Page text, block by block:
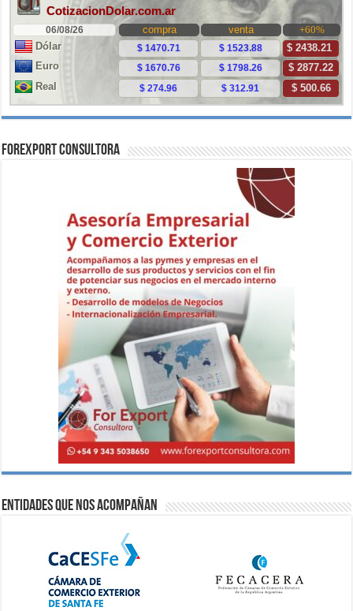
ForExport Consultora
Entidades que nos acompañan